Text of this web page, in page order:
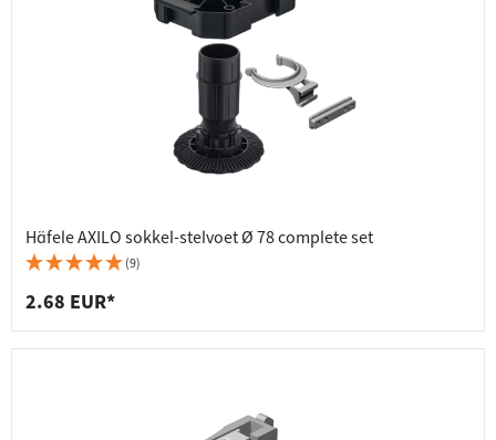
Häfele AXILO sokkel-stelvoet Ø 78 complete set
(9)
2.68 EUR*